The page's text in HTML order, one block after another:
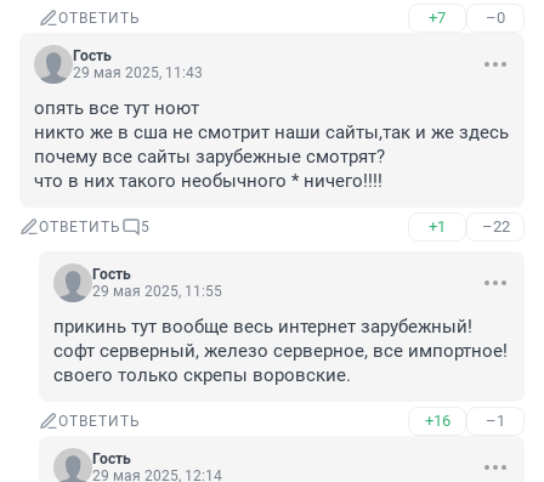
ОТВЕТИТЬ +7 –0
Гость
29 мая 2025, 11:43
опять все тут ноют
никто же в сша не смотрит наши сайты,так и же здесь
почему все сайты зарубежные смотрят?
что в них такого необычного * ничего!!!!
ОТВЕТИТЬ 5 +1 –22
Гость
29 мая 2025, 11:55
прикинь тут вообще весь интернет зарубежный!
софт серверный, железо серверное, все импортное!
своего только скрепы воровские.
ОТВЕТИТЬ +16 –1
Гость
29 мая 2025, 12:14